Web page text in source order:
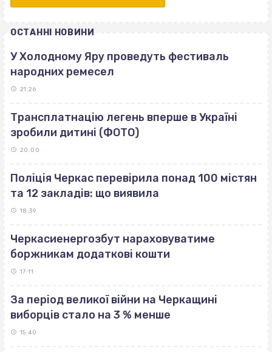
ОСТАННІ НОВИНИ
У Холодному Яру проведуть фестиваль
народних ремесел
21:26
Трансплатнацію легень вперше в Україні
зробили дитині (ФОТО)
20:00
Поліція Черкас перевірила понад 100 містян
та 12 закладів: що виявила
18:39
Черкасиенергозбут нараховуватиме
боржникам додаткові кошти
17:11
За період великої війни на Черкащині
виборців стало на 3 % менше
15:40